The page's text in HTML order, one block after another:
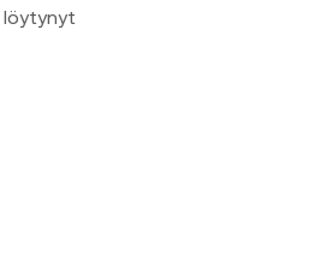
löytynyt